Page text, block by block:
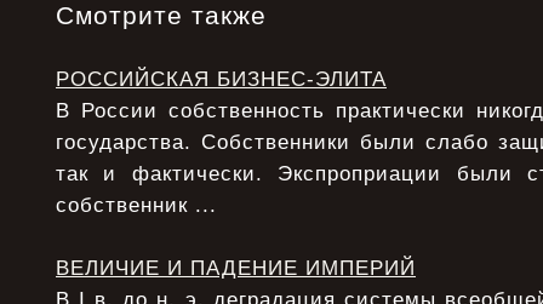
Смотрите также
РОССИЙСКАЯ БИЗНЕС-ЭЛИТА
В России собственность практически
государства. Собственники были слабо
так и фактически. Экспроприации были
собственник ...
ВЕЛИЧИЕ И ПАДЕНИЕ ИМПЕРИЙ
В I в. до н. э. деградация системы